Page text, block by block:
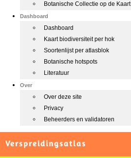
Botanische Collectie op de Kaart
Dashboard
Dashboard
Kaart biodiversiteit per hok
Soortenlijst per atlasblok
Botanische hotspots
Literatuur
Over
Over deze site
Privacy
Beheerders en validatoren
Verspreidingsatlas